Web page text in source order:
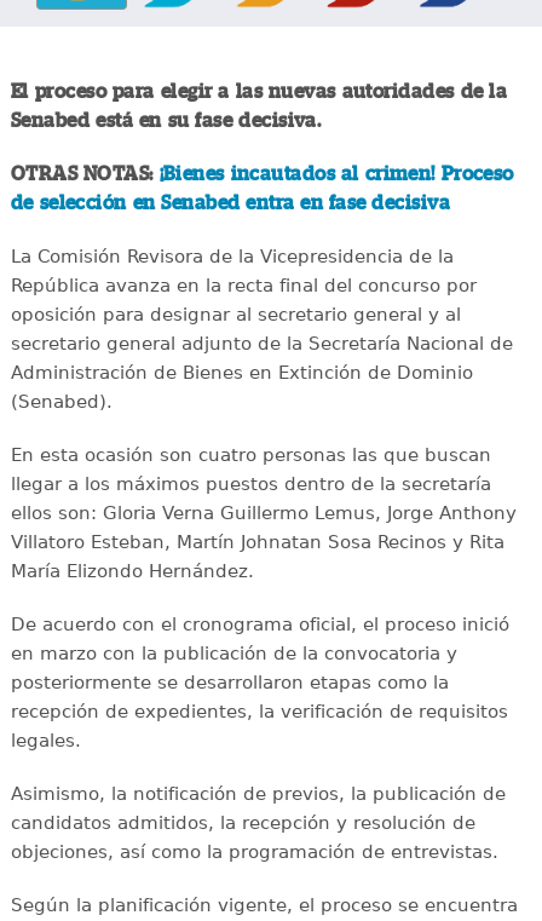
El proceso para elegir a las nuevas autoridades de la
Senabed está en su fase decisiva.
OTRAS NOTAS:¡Bienes incautados al crimen! Proceso
de selección en Senabed entra en fase decisiva
La Comisión Revisora de la Vicepresidencia de la
República avanza en la recta final del concurso por
oposición para designar al secretario general y al
secretario general adjunto de la Secretaría Nacional de
Administración de Bienes en Extinción de Dominio
(Senabed).
En esta ocasión son cuatro personas las que buscan
llegar a los máximos puestos dentro de la secretaría
ellos son: Gloria Verna Guillermo Lemus, Jorge Anthony
Villatoro Esteban, Martín Johnatan Sosa Recinos y Rita
María Elizondo Hernández.
De acuerdo con el cronograma oficial, el proceso inició
en marzo con la publicación de la convocatoria y
posteriormente se desarrollaron etapas como la
recepción de expedientes, la verificación de requisitos
legales.
Asimismo, la notificación de previos, la publicación de
candidatos admitidos, la recepción y resolución de
objeciones, así como la programación de entrevistas.
Según la planificación vigente, el proceso se encuentra